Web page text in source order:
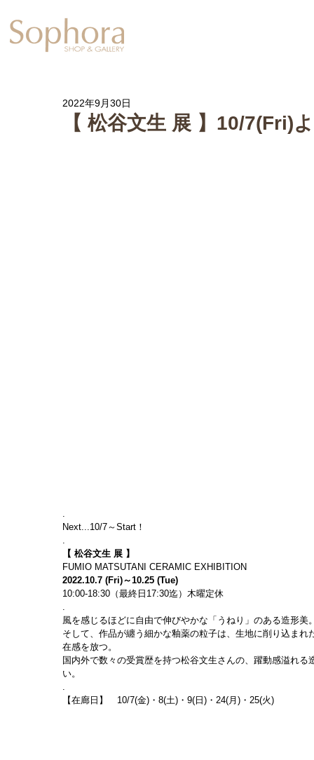
【 松谷文生 展 】10/7(Fri)
2022年9月30日
.
Next...10/7～Start！
.
【 松谷文生 展 】
FUMIO MATSUTANI CERAMIC EXHIBITION
2022.10.7 (Fri)～10.25 (Tue)
10:00-18:30（最終日17:30迄）木曜定休
.
風を感じるほどに自由で伸びやかな「うねり」のある造形美
そして、作品が纏う細かな釉薬の粒子は、生地に削り込ま
在感を放つ。
国内外で数々の受賞歴を持つ松谷文生さんの、躍動感溢れ
い。
.
【在廊日】　10/7(金)・8(土) ・9(日) ・24(月)・25(火)